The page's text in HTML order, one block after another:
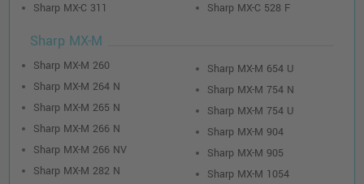
Sharp MX-C 311
Sharp MX-C 528 F
Sharp MX-M
Sharp MX-M 260
Sharp MX-M 264 N
Sharp MX-M 265 N
Sharp MX-M 266 N
Sharp MX-M 266 NV
Sharp MX-M 282 N
Sharp MX-M 654 U
Sharp MX-M 754 N
Sharp MX-M 754 U
Sharp MX-M 904
Sharp MX-M 905
Sharp MX-M 1054